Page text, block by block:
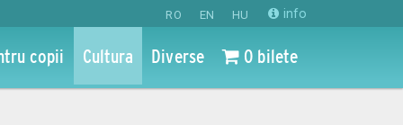
RO EN HU info
copii Cultura Diverse 0 bilete